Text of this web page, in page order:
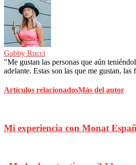
Gabby Rucci
"Me gustan las personas que aún
adelante. Estas son las que me gustan, las
Artículos relacionadosMás del autor
Mi experiencia con Monat